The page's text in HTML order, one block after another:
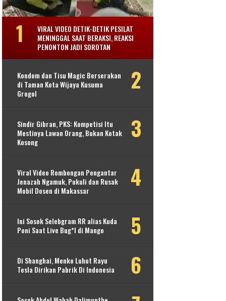
VIRAL VIDEO DETIK-DETIK PESILAT
MENINGGAL SAAT BERAKSI, REAKSI
PENONTON JADI SOROTAN
Kondom dan Tisu Magic Berserakan
di Taman Kota Wijaya Kusuma
Grogol
Sindir Gibran, PKS: Kompetisi Itu
Mestinya Lawan Orang, Bukan Kotak
Kosong
Viral Video Rombongan Pengantar
Jenazah Ngamuk, Pukuli dan Rusak
Mobil Dosen di Makassar
Ini Sosok Selebgram RR alias Kuda
Poni Saat Live Bug*l di Mango
Di Shanghai, Menko Luhut Rayu
Tesla Dirikan Pabrik Di Indonesia